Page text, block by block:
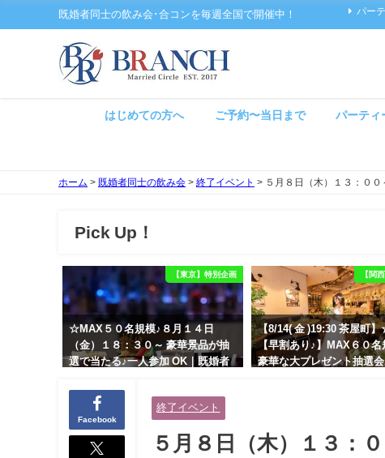
既婚者同士の飲み会･合コンを毎週全国で開催中！ パー
はじめての方へ ご予約〜当日まで パーティ
ホーム > 既婚者同士の飲み会 > 終了イベント > ５月８日（木）１３：０
Pick Up！
【東京】特別企画
☆MAX５０名規模♪８月１４日
（金）１８：３０～ 豪華景品が抽
選で当たる♪一人参加 OK｜既婚者
余裕のある健康的なオシャレ男性
と美容好きで優しさのある大人女
性の既婚者限定ビッグパーティー♪
＠池袋】
【関
【8/14( 金 )19:30 茶屋町
【早割あり♪】MAX６０
豪華な大プレゼント抽選
Facebook
終了イベント
５月８日（木）１３：